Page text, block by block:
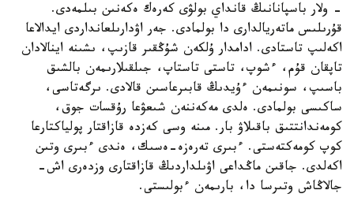
- ولار باسپانانىڭ قانداي بولۋى كەرەك ەكەنىن بىلمەدى.
قۇرىلىس ماتەريالدارى دا بولمادى. جەر اۋدارىلعانداردى ايدالاعا
اكەلىپ تاستادى. ادامدار ۇلكەن شۇڭقىر قازىپ، ىشىنە اينالادان
تاپقان قۇم، ءشوپ، تاستى تاستاپ، جىلقىلارىمەن بالشىق
باسىپ، سونىمەن ءۇيدىڭ قابىرعاسىن قالادى. ىرگەتاسى،
ساكىسى بولمادى. ەلدى مەكەننەن شىعۋعا رۇقسات جوق،
كومەندانتتىق باقىلاۋ بار. مىنە وسى كەزدە قازاقتار پولياكتارعا
كوپ كومەكتەستى. ءبىرى تەرەزە-ەسىك، ەندى ءبىرى وتىن
اكەلدى. جاقىن ماڭداعى اۋىلداردىڭ قازاقتارى وزدەرى اش-
جالاڭاش وتىرسا دا، بارىمەن ءبولىستى.